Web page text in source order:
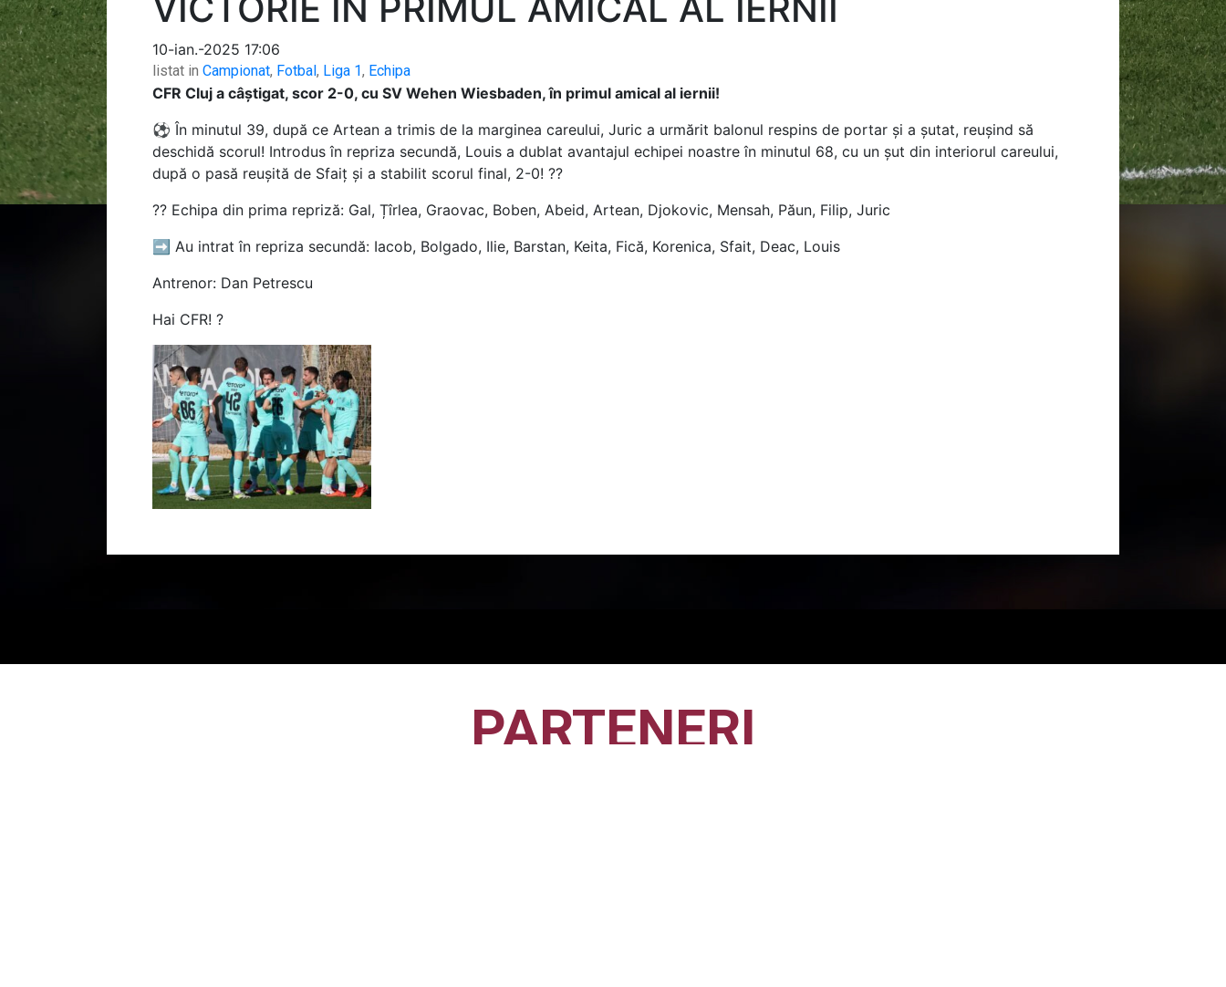
10-ian.-2025 17:06
listat in Campionat, Fotbal, Liga 1, Echipa
CFR Cluj a câștigat, scor 2-0, cu SV Wehen Wiesbaden, în primul amical al iernii!
⚽ În minutul 39, după ce Artean a trimis de la marginea careului, Juric a urmărit balonul respins de portar și a șutat, reușind să
deschidă scorul! Introdus în repriza secundă, Louis a dublat avantajul echipei noastre în minutul 68, cu un șut din interiorul careului,
după o pasă reușită de Sfaiț și a stabilit scorul final, 2-0! ??
?? Echipa din prima repriză: Gal, Țîrlea, Graovac, Boben, Abeid, Artean, Djokovic, Mensah, Păun, Filip, Juric
➡ Au intrat în repriza secundă: Iacob, Bolgado, Ilie, Barstan, Keita, Fică, Korenica, Sfait, Deac, Louis
Antrenor: Dan Petrescu
Hai CFR! ?
PARTENERI